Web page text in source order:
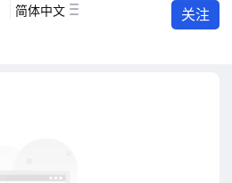
简体中文 关注